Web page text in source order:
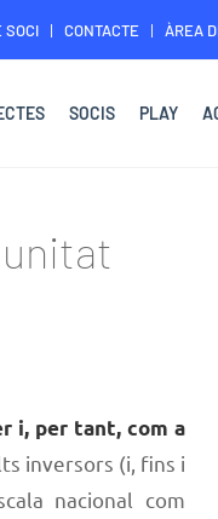
SOCI CONTACTE ÀREA
SOCIS PLAY
i, per tant, com a
inversors (i, fins i
nacional com